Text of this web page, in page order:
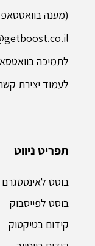
תפריט ניווט
בוסט
בוסט לפייסבוק
קידום בטיקטוק
(מענה
לתמיכה
לעמוד יצירת